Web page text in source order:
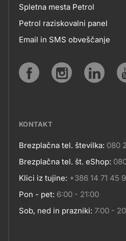
MOBILNE
APLIKACIJE
SPLETNA
Spletna mesta Petrol
Petrol raziskovalni panel
Email in SMS obveščanje
KONTAKT
Kontakt
Brezplačna tel. številka: 080
Brezplačna tel. št. eShop:
Klici iz tujine: +386 14 71 45
Pon - pet: 6:00 - 21:00
Sob, ned in prazniki: 7:00 -